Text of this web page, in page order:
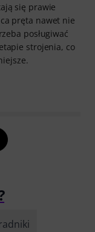
się prawie
pręta nawet nie
posługiwać
strojenia, co